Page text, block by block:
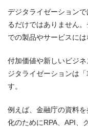
デジタライゼーション
るだけではありません
での製品やサービスに
付加価値や新しいビジ
ジタライゼーションは
す。
例えば、金融庁の資料
化のためにRPA、API、